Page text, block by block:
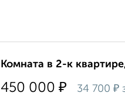
Комната в 2-к
450 000 ₽ 34 700 ₽